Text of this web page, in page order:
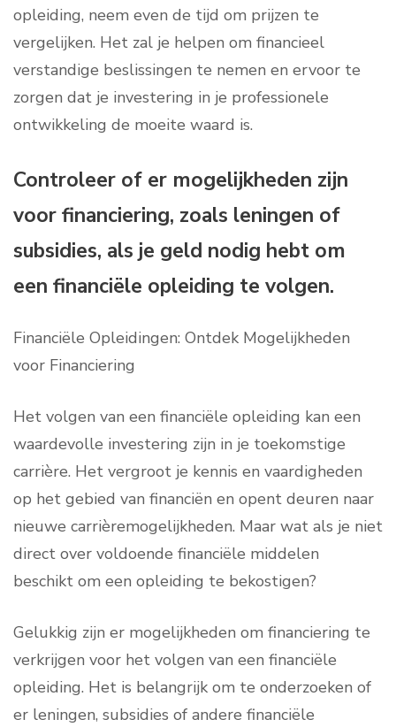
opleiding, neem even de tijd om prijzen te
vergelijken. Het zal je helpen om financieel
verstandige beslissingen te nemen en ervoor te
zorgen dat je investering in je professionele
ontwikkeling de moeite waard is.
Controleer of er mogelijkheden zijn
voor financiering, zoals leningen of
subsidies, als je geld nodig hebt om
een ​​financiële opleiding te volgen.
Financiële Opleidingen: Ontdek Mogelijkheden
voor Financiering
Het volgen van een financiële opleiding kan een
waardevolle investering zijn in je toekomstige
carrière. Het vergroot je kennis en vaardigheden
op het gebied van financiën en opent deuren naar
nieuwe carrièremogelijkheden. Maar wat als je niet
direct over voldoende financiële middelen
beschikt om een ​​opleiding te bekostigen?
Gelukkig zijn er mogelijkheden om financiering te
verkrijgen voor het volgen van een financiële
opleiding. Het is belangrijk om te onderzoeken of
er leningen, subsidies of andere financiële